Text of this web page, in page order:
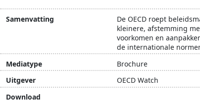
Samenvatting
De OECD roept
kleinere, afstemming
voorkomen en
de internationale
Mediatype
Brochure
Uitgever
OECD Watch
Download